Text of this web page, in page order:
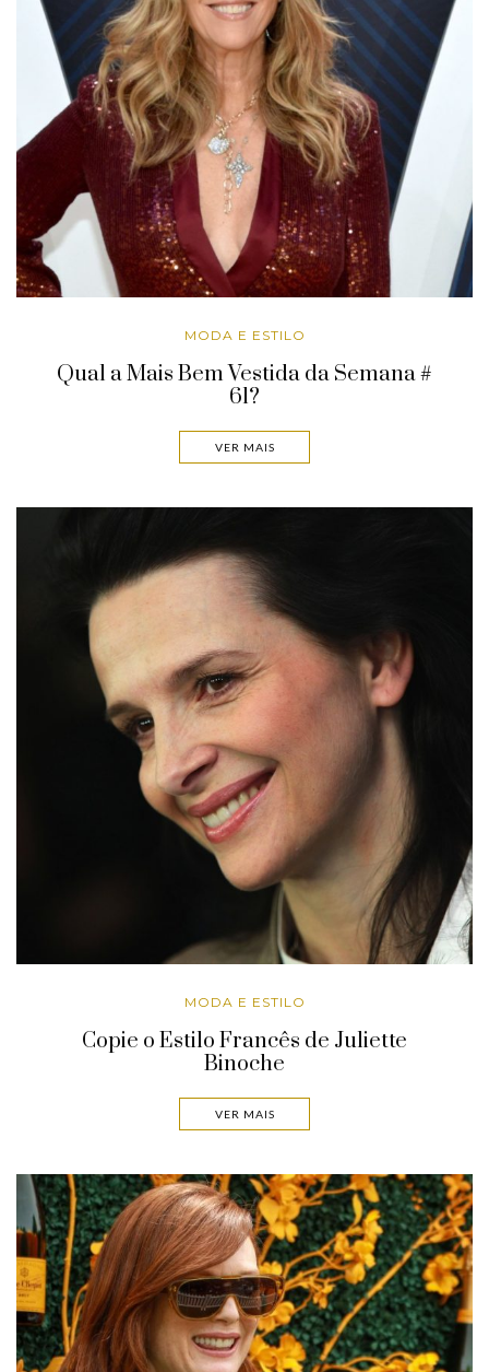
MODA E ESTILO
Qual a Mais Bem Vestida da Semana #
61?
VER MAIS
MODA E ESTILO
Copie o Estilo Francês de Juliette
Binoche
VER MAIS